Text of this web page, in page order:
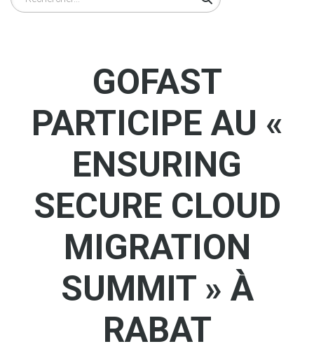
GOFAST
PARTICIPE AU «
ENSURING
SECURE CLOUD
MIGRATION
SUMMIT » À
RABAT